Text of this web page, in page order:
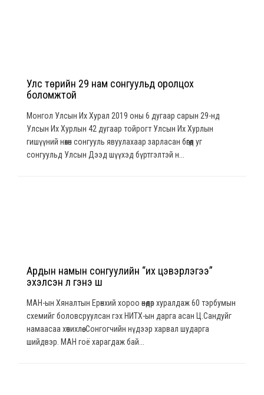
Улс төрийн 29 нам сонгуульд оролцох
боломжтой
Монгол Улсын Их Хурал 2019 оны 6 дугаар сарын 29-нд
Улсын Их Хурлын 42 дугаар тойрогт Улсын Их Хурлын
гишүүний нөхөн сонгууль явуулахаар зарласан бөгөөд уг
сонгуульд Улсын Дээд шүүхэд бүртгэлтэй н...
Ардын намын сонгуулийн “их цэвэрлэгээ”
эхэлсэн л гэнэ шүү
МАН-ын Хяналтын Ерөнхий хороо өнөөдөр хуралдаж 60 тэрбумын
схемийг боловсруулсан гэх НИТХ-ын дарга асан Ц.Сандуйг
намаасаа хөөчихлөө. Сонгогчийн нүдээр харвал шударга
шийдвэр. МАН гоё харагдаж бай...